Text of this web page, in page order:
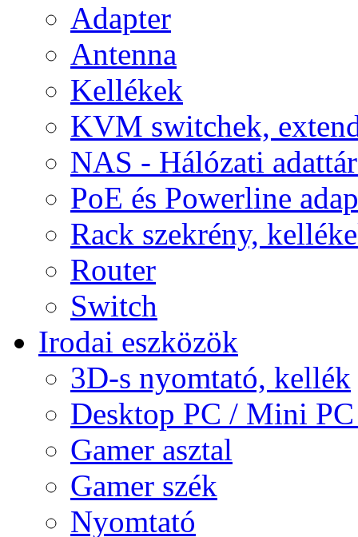
Adapter
Antenna
Kellékek
KVM switchek,
NAS - Hálózati
PoE és Powerline
Rack szekrény,
Router
Switch
Irodai eszközök
3D-s nyomtató, kellék
Desktop PC / Mini
Gamer asztal
Gamer szék
Nyomtató